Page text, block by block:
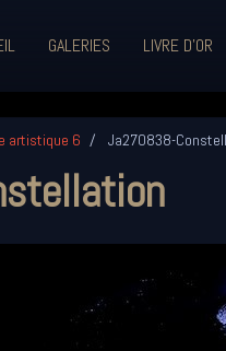
GALERIES LIVRE D'OR
artistique 6 Ja270838-